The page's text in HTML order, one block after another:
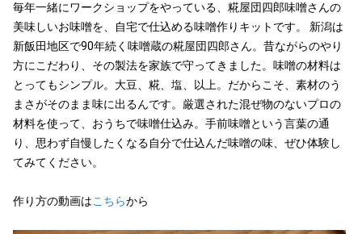
毎年一緒にワークショップをやっている、糀屋団四郎味噌さんの
美味しいお味噌を、自宅で仕込める味噌作りキットです。 新潟は
新飯田地区で90年続く味噌蔵の糀屋団四郎さん。昔ながらのやり
方にこだわり、その製法を家族で守ってきました。味噌の材料は
とってもシンプル。大豆、糀、塩、以上。だからこそ、素材のう
まさがそのまま味に出るんです。厳選された混ぜ物のないプロの
材料を使って、おうちで味噌仕込み。手前味噌という言葉の通
り、思わず自慢したくなる自分で仕込んだ味噌の味、ぜひ体験し
てみてください。
作り方の動画はこちらから